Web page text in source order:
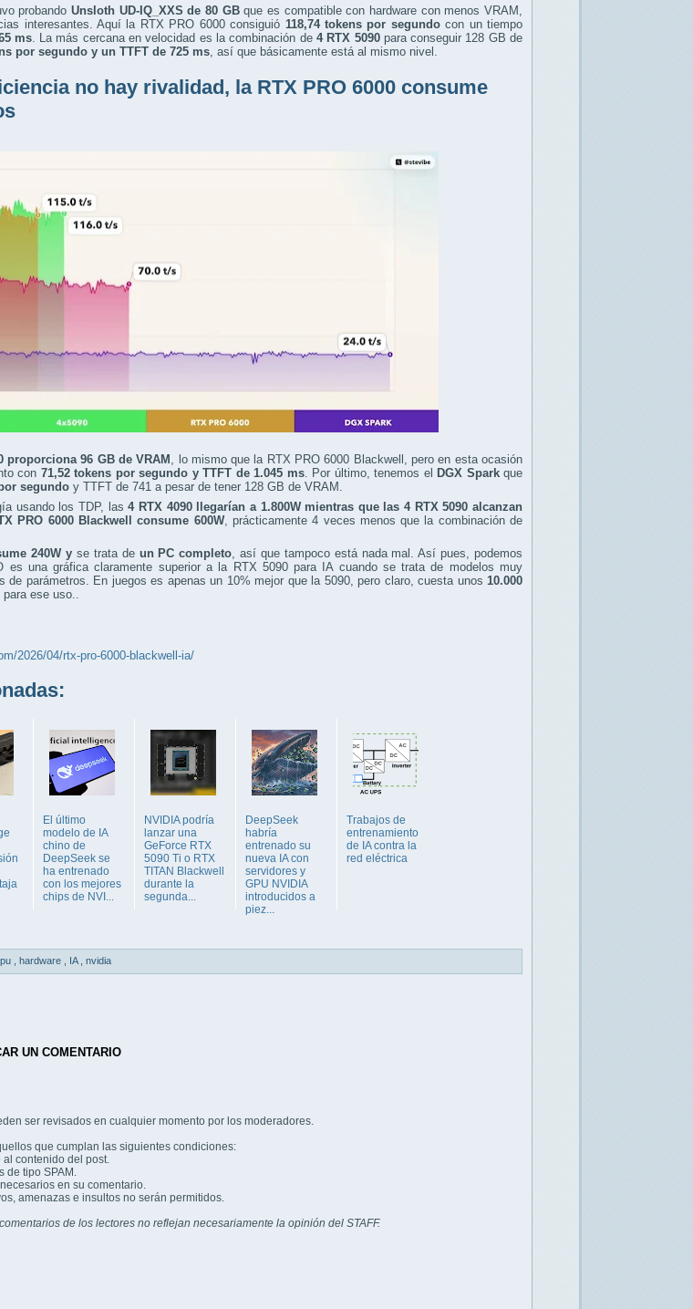
probando Unsloth UD-IQ_XXS de 80 GBque es compatible con hardware con menos VRAM,
interesantes. Aquí la RTX PRO 6000 consiguió 118,74 tokens por segundocon un tiempo
ms. La más cercana en velocidad es la combinación de4 RTX 5090para conseguir 128 GB de
por segundo y un TTFT de 725 ms, así que básicamente está al mismo nivel.
no hay rivalidad, la RTX PRO 6000 consume
proporciona 96 GB de VRAM , lo mismo que la RTX PRO 6000 Blackwell, pero en esta ocasión
con 71,52 tokens por segundo y TTFT de 1.045 ms. Por último, tenemos el DGX Sparkque
segundo y TTFT de 741 a pesar de tener 128 GB de VRAM.
usando los TDP, las4 RTX 4090 llegarían a 1.800W mientras que las 4 RTX 5090 alcanzan
PRO 6000 Blackwell consume 600W, prácticamente 4 veces menos que la combinación de
240W y se trata de un PC completo, así que tampoco está nada mal. Así pues, podemos
es una gráfica claramente superior a la RTX 5090 para IA cuando se trata de modelos muy
de parámetros. En juegos es apenas un 10% mejor que la 5090, pero claro, cuesta unos 10.000
ese uso..
2026/04/rtx-pro-6000-blackwell-ia/
El último
modelo de IA
chino de
DeepSeek se
ha entrenado
con los mejores
chips de NVI...
NVIDIA podría
lanzar una
GeForce RTX
5090 Ti o RTX
TITAN Blackwell
durante la
segunda...
DeepSeek
habría
entrenado su
nueva IA con
servidores y
GPU NVIDIA
introducidos a
piez...
Trabajos de
entrenamiento
de IA contra la
red eléctrica
hardware IA nvidia
UN COMENTARIO
ser revisados en cualquier momento por los moderadores.
que cumplan las siguientes condiciones:
contenido del post.
de tipo SPAM.
en su comentario.
amenazas e insultos no serán permitidos.
de los lectores no reflejan necesariamente la opinión del STAFF.